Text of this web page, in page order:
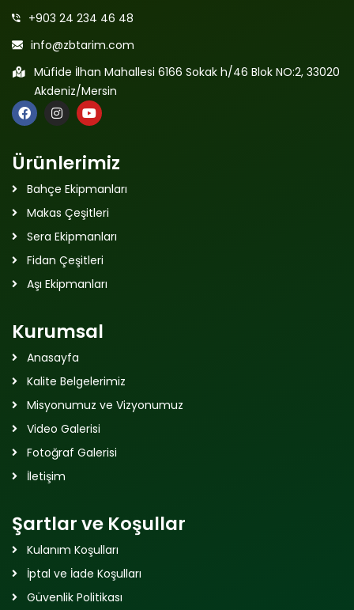
+903 24 234 46 48
info@zbtarim.com
Müfide İlhan Mahallesi 6166 Sokak h/46 Blok NO:2, 33020
Akdeniz/Mersin
Ürünlerimiz
Bahçe Ekipmanları
Makas Çeşitleri
Sera Ekipmanları
Fidan Çeşitleri
Aşı Ekipmanları
Kurumsal
Anasayfa
Kalite Belgelerimiz
Misyonumuz ve Vizyonumuz
Video Galerisi
Fotoğraf Galerisi
İletişim
Şartlar ve Koşullar
Kulanım Koşulları
İptal ve İade Koşulları
Güvenlik Politikası